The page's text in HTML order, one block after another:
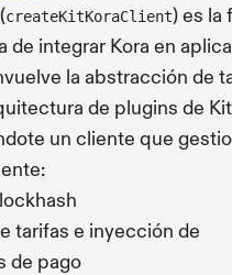
createKitKoraClient) es la
de integrar Kora en
la abstracción de
de plugins de
un cliente que
tarifas e inyección de
de pago